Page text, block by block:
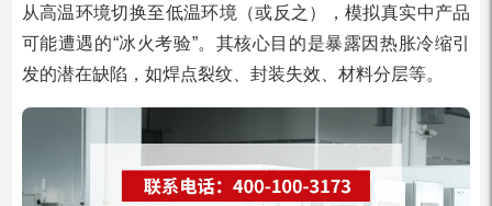
从高温环境切换至低温环境（或反之），模拟真实中产品
可能遭遇的“冰火考验”。其核心目的是暴露因热胀冷缩引
发的潜在缺陷，如焊点裂纹、封装失效、材料分层等。